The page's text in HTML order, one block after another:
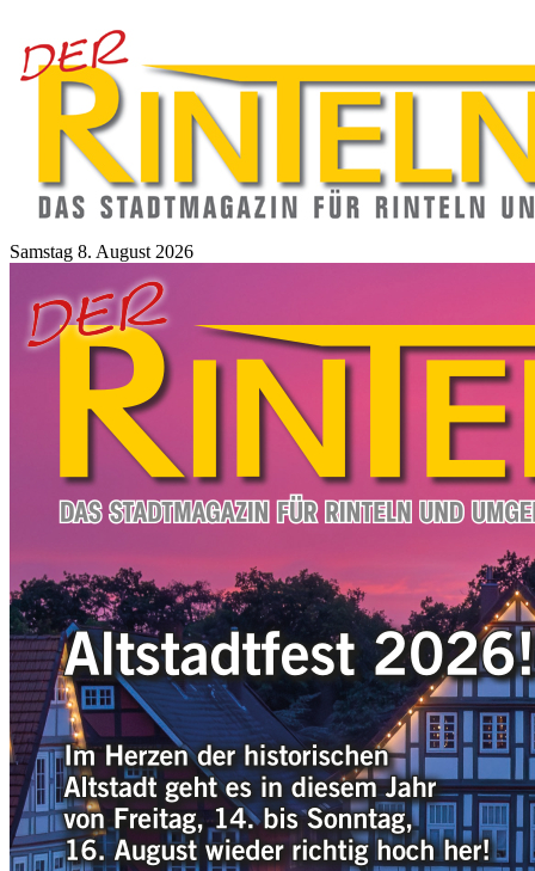
Samstag 8. August 2026